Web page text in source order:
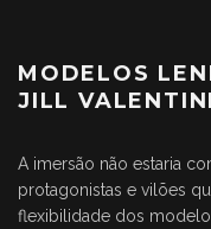
MODELOS
JILL
A imersão não estaria
protagonistas e vilões
flexibilidade dos